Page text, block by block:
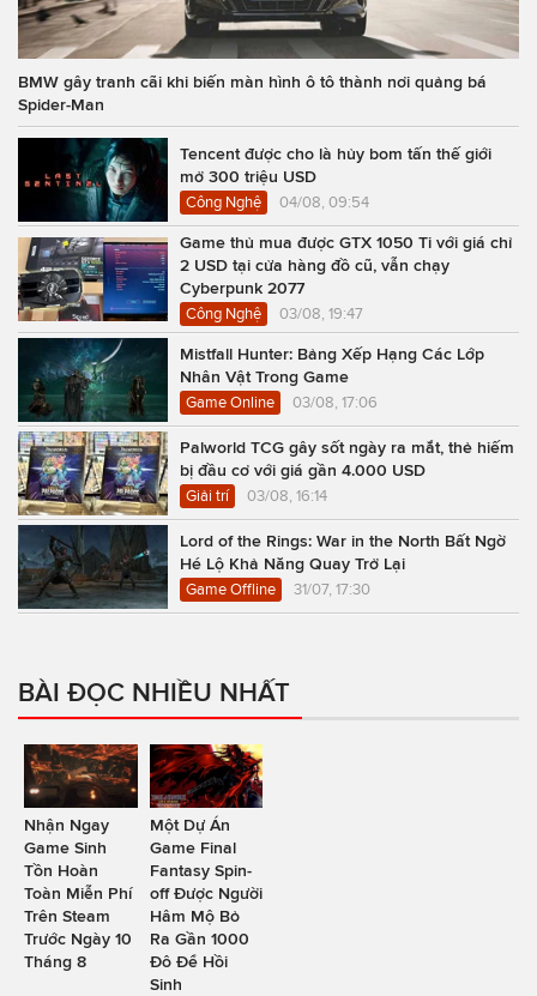
BMW gây tranh cãi khi biến màn hình ô tô thành nơi quảng bá
Spider-Man
Tencent được cho là hủy bom tấn thế giới
mở 300 triệu USD
Công Nghệ 04/08, 09:54
Game thủ mua được GTX 1050 Ti với giá chỉ
2 USD tại cửa hàng đồ cũ, vẫn chạy
Cyberpunk 2077
Công Nghệ 03/08, 19:47
Mistfall Hunter: Bảng Xếp Hạng Các Lớp
Nhân Vật Trong Game
Game Online 03/08, 17:06
Palworld TCG gây sốt ngày ra mắt, thẻ hiếm
bị đầu cơ với giá gần 4.000 USD
Giải trí 03/08, 16:14
Lord of the Rings: War in the North Bất Ngờ
Hé Lộ Khả Năng Quay Trở Lại
Game Offline 31/07, 17:30
BÀI ĐỌC NHIỀU NHẤT
Nhận Ngay
Game Sinh
Tồn Hoàn
Toàn Miễn Phí
Trên Steam
Trước Ngày 10
Tháng 8
Một Dự Án
Game Final
Fantasy Spin-
off Được Người
Hâm Mộ Bỏ
Ra Gần 1000
Đô Để Hồi
Sinh